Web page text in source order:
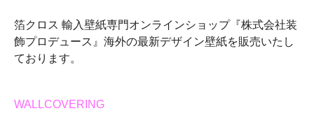
箔クロス 輸入壁紙専門オンラインショップ『株式会社装
飾プロデュース』海外の最新デザイン壁紙を販売いたし
ております。
WALLCOVERING